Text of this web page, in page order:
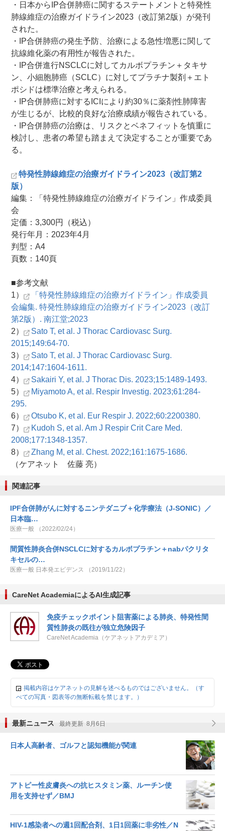
・日本からIP合併肺癌に関するステートメントと特発性
肺線維症の治療ガイドライン2023（改訂第2版）が発刊
された。
・IP合併肺癌の発生予防、治療による急性増悪に関して
抗線維化薬の有用性が報告された。
・IP合併進行NSCLCに対してカルボプラチン＋タキサ
ン、小細胞肺癌（SCLC）に対してプラチナ製剤＋エト
ポシドは標準治療と考えられる。
・IP合併肺癌に対するICIにより約30％に薬剤性肺障害
が生じるが、比較的良好な治療成績が報告されている。
・IP合併肺癌の治療は、リスクとベネフィットを慎重に
検討し、患者の希望も踏まえて決定することが重要であ
る。
特発性肺線維症の治療ガイドライン2023（改訂第2
版）
編集：「特発性肺線維症の治療ガイドライン」作成委員
会
定価：3,300円（税込）
発行年月：2023年4月
判型：A4
頁数：140頁
■参考文献
1）
「特発性肺線維症の治療ガイドライン」作成委員
会編集. 特発性肺線維症の治療ガイドライン2023（改訂
第2版）. 南江堂;2023
2）
Sato T, et al. J Thorac Cardiovasc Surg.
2015;149:64-70.
3）
Sato T, et al. J Thorac Cardiovasc Surg.
2014;147:1604-1611.
4）
Sakairi Y, et al. J Thorac Dis. 2023;15:1489-1493.
5）
Miyamoto A, et al. Respir Investig. 2023;61:284-
295.
6）
Otsubo K, et al. Eur Respir J. 2022;60:2200380.
7）
Kudoh S, et al. Am J Respir Crit Care Med.
2008;177:1348-1357.
8）
Zhang M, et al. Chest. 2022;161:1675-1686.
（ケアネット 佐藤 亮）
関連記事
IPF合併肺がんに対するニンテダニブ＋化学療法（J-SONIC）／
日本臨…
医療一般 （2022/02/24）
間質性肺炎合併NSCLCに対するカルボプラチン＋nabパクリタ
キセルの…
医療一般 日本発エビデンス （2019/11/22）
CareNet AcademiaによるAI生成記事
免疫チェックポイント阻害薬による肺炎、特発性間
質性肺炎の既往が独立危険因子
CareNet Academia（ケアネットアカデミア）
掲載内容はケアネットの見解を述べるものではございません。（す
べての写真・図表等の無断転載を禁じます。）
最新ニュース 最終更新 8月6日
日本人高齢者、ゴルフと認知機能が関連
アトピー性皮膚炎への抗ヒスタミン薬、ルーチン使
用を支持せず／BMJ
HIV-1感染者への週1回配合剤、1日1回薬に非劣性／N